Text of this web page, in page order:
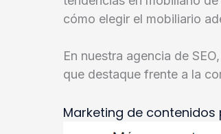
cómo elegir el mobiliario
En nuestra agencia de
que destaque frente a la
Marketing de